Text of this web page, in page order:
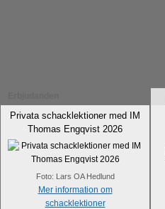
Privata schacklektioner med IM
Thomas Engqvist 2026
Foto: Lars OA Hedlund
Mer information om
schacklektioner